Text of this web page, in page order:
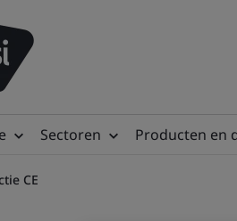
Sectoren Producten en
CE